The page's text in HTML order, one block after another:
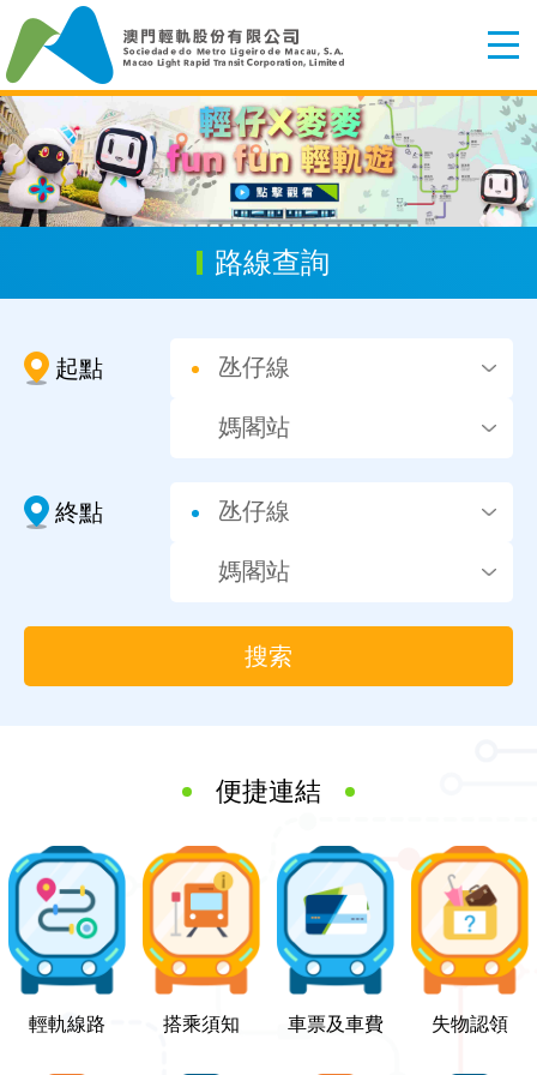
路線查詢
起點
終點
搜索
便捷連結
輕軌線路 搭乘須知 車票及車費 失物認領